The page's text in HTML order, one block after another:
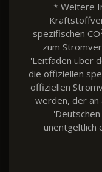
* Weitere
spezifischen CO
zum
'Leitfaden über
die offiziellen
offiziellen
werden, der an
unentgeltlich